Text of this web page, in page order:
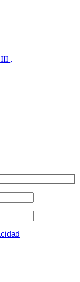
III ,